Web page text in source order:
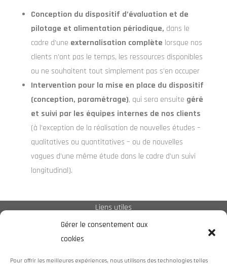
Gérer le consentement aux
cookies
Pour offrir les meilleures expériences, nous utilisons des technologies telles
Conception du dispositif d’évaluation et de
pilotage et alimentation périodique, dans le
cadre d’une externalisation complète lorsque nos
clients n’ont pas le temps, les ressources disponibles
ou ne souhaitent tout simplement pas s’en occuper
Intervention pour la mise en place du dispositif
(conception, paramétrage), qui sera ensuite géré
et suivi par les équipes internes de nos clients
(à l’exception de la réalisation de nouvelles études –
qualitatives ou quantitatives – ou de nouvelles
vagues d’une même étude dans le cadre d’un suivi
longitudinal).
Liens utiles